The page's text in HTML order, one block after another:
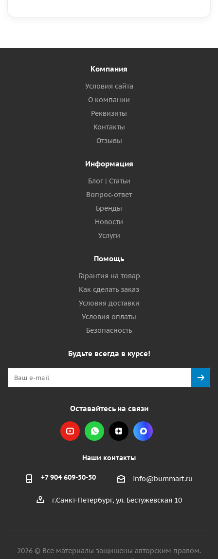
Компания
Условия сайта
О компании
Реквизиты
Контакты
Отзывы
Информация
Блог | Статьи
Вопрос-ответ
Бренды
Новости
Услуги
Помощь
Гарантия на товар
Как сделать заказ
Условия доставки
Условия оплаты
Безопасность
Будьте всегда в курсе!
Оставайтесь на связи
Наши контакты
+7 904 609-50-50 info@bummart.ru
г.Санкт-Петербург, ул. Бестужевская 10
2026 © Все материалы защищены авторским правом.